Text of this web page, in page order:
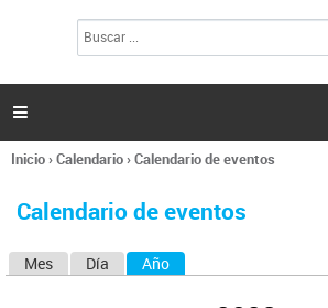
l
s

Se
usted
Inicio›Calendario›Calendario de eventos
Calendario de eventos
Mes Día Año